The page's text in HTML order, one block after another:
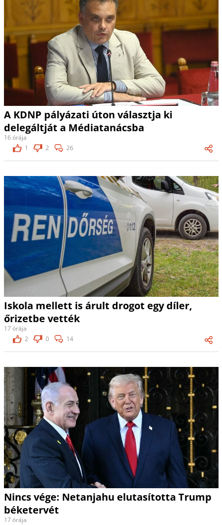
A KDNP pályázati úton választja ki
delegáltját a Médiatanácsba
16 órája
1
2 26
Iskola mellett is árult drogot egy díler,
őrizetbe vették
17 órája
2
0 14
Nincs vége: Netanjahu elutasította Trump
béketervét
17 órája